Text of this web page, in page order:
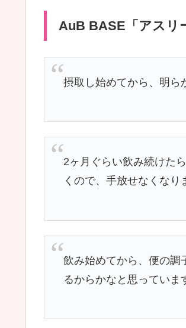
AuB BASE「アスリ
摂取し始めてから、明ら
2ヶ月ぐらい飲み続けた
くので、手放せなくなり
飲み始めてから、便の調
るからかなと思っていま